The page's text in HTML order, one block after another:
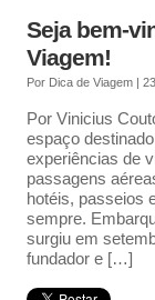
Seja bem-
Viagem!
Por Dica de Viagem|
Por Vinicius
espaço
experiências de
passagens
hotéis, passeios
sempre.
surgiu em
fundador e […]